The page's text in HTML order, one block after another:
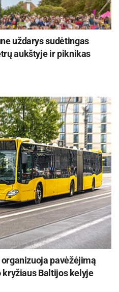
uždarys sudėtingas
aukštyje ir piknikas
pavėžėjimą
Baltijos kelyje